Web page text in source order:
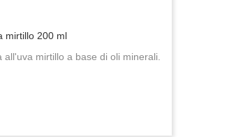
mirtillo 200 ml
mirtillo a base di oli minerali.